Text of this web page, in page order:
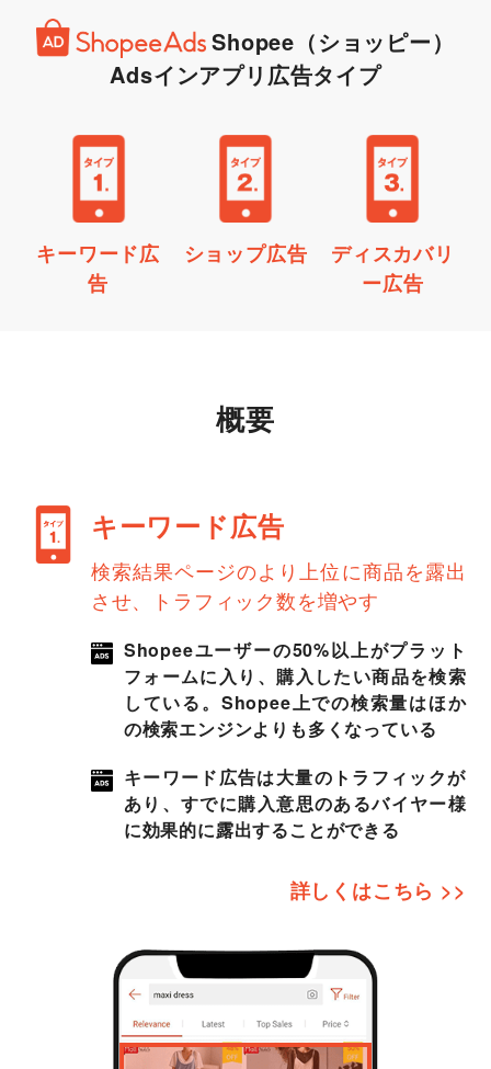
Shopee（ショッピー）
Adsインアプリ広告タイプ
キーワード広
告
ショップ広告
ディスカバリ
ー広告
概要
キーワード広告
検索結果ページのより上位に商品を露出
させ、トラフィック数を増やす
Shopeeユーザーの50%以上がプラット
フォームに入り、購入したい商品を検索
している。Shopee上での検索量はほか
の検索エンジンよりも多くなっている
キーワード広告は大量のトラフィックが
あり、すでに購入意思のあるバイヤー様
に効果的に露出することができる
詳しくはこちら >>